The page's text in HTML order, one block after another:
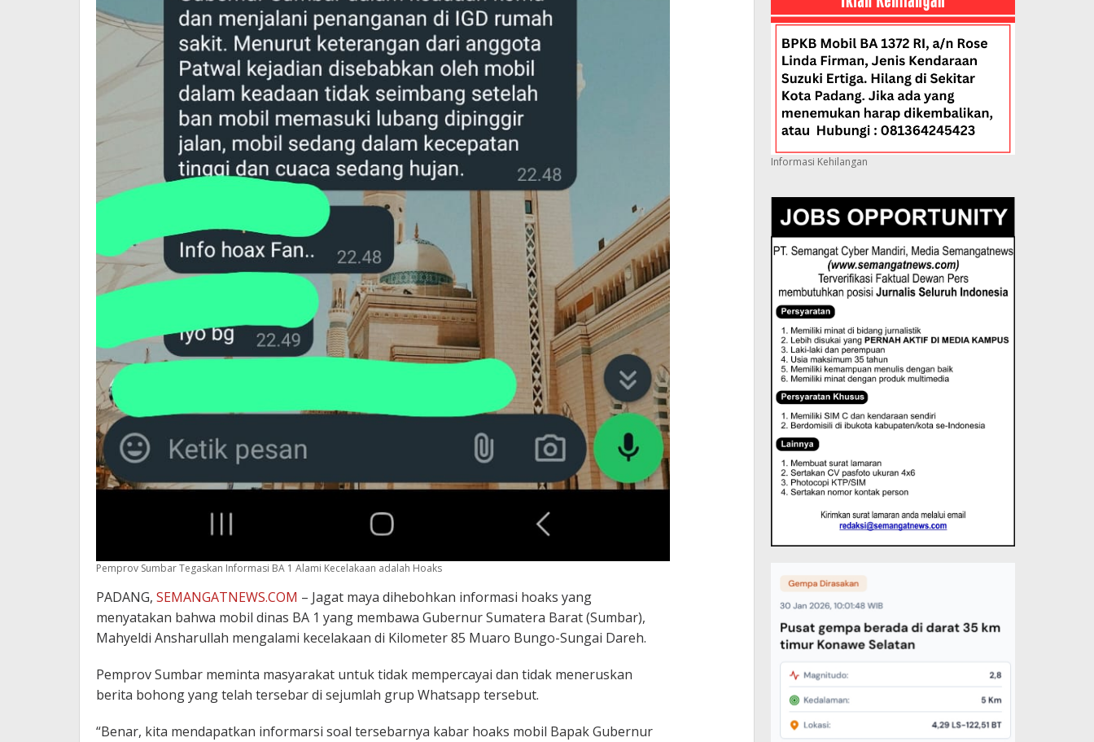
Pemprov Sumbar Tegaskan Informasi BA 1 Alami Kecelakaan adalah Hoaks
PADANG, SEMANGATNEWS.COM – Jagat maya dihebohkan informasi hoaks yang
menyatakan bahwa mobil dinas BA 1 yang membawa Gubernur Sumatera Barat (Sumbar),
Mahyeldi Ansharullah mengalami kecelakaan di Kilometer 85 Muaro Bungo-Sungai Dareh.
Pemprov Sumbar meminta masyarakat untuk tidak mempercayai dan tidak meneruskan
berita bohong yang telah tersebar di sejumlah grup Whatsapp tersebut.
“Benar, kita mendapatkan informarsi soal tersebarnya kabar hoaks mobil Bapak Gubernur
Informasi Kehilangan